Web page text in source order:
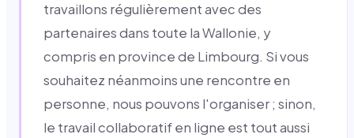
travaillons régulièrement avec des
partenaires dans toute la Wallonie, y
compris en province de Limbourg. Si vous
souhaitez néanmoins une rencontre en
personne, nous pouvons l'organiser ; sinon,
le travail collaboratif en ligne est tout aussi